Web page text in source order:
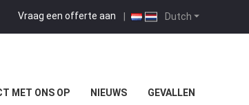
Dutch
Vraag een offerte aan |
MET ONS OP NIEUWS GEVALLEN